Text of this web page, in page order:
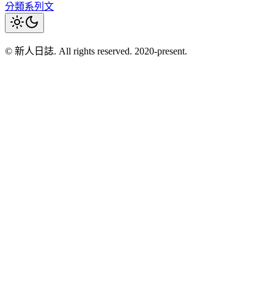
分類系列文
© 新人日誌. All rights reserved. 2020-present.